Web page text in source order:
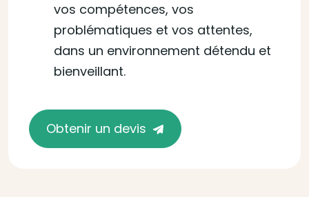
vos compétences, vos
problématiques et vos attentes,
dans un environnement détendu et
bienveillant.
Obtenir un devis